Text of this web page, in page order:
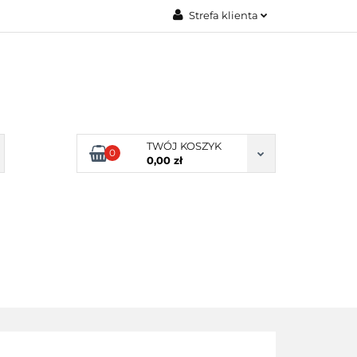
Strefa klienta
0
TWÓJ KOSZYK
0,00 zł